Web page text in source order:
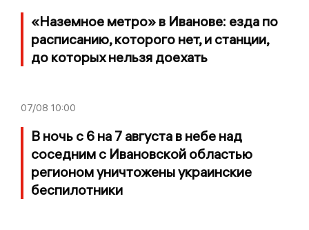
«Наземное метро» в Иванове: езда по
расписанию, которого нет, и станции,
до которых нельзя доехать
07/08 10:00
В ночь с 6 на 7 августа в небе над
соседним с Ивановской областью
регионом уничтожены украинские
беспилотники